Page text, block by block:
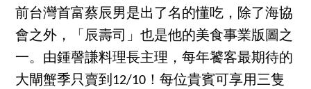
前台灣首富蔡辰男是出了名的懂吃，除了海協
會之外，「辰壽司」也是他的美食事業版圖之
一。由鍾謦謙料理長主理，每年饕客最期待的
大閘蟹季只賣到12/10！每位貴賓可享用三隻